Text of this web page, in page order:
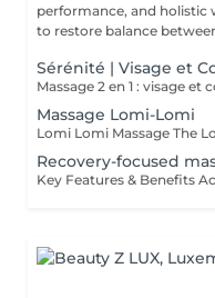
performance, and holistic
to restore balance
Sérénité | Visage et
Massage Lomi-Lomi
Recovery-focused